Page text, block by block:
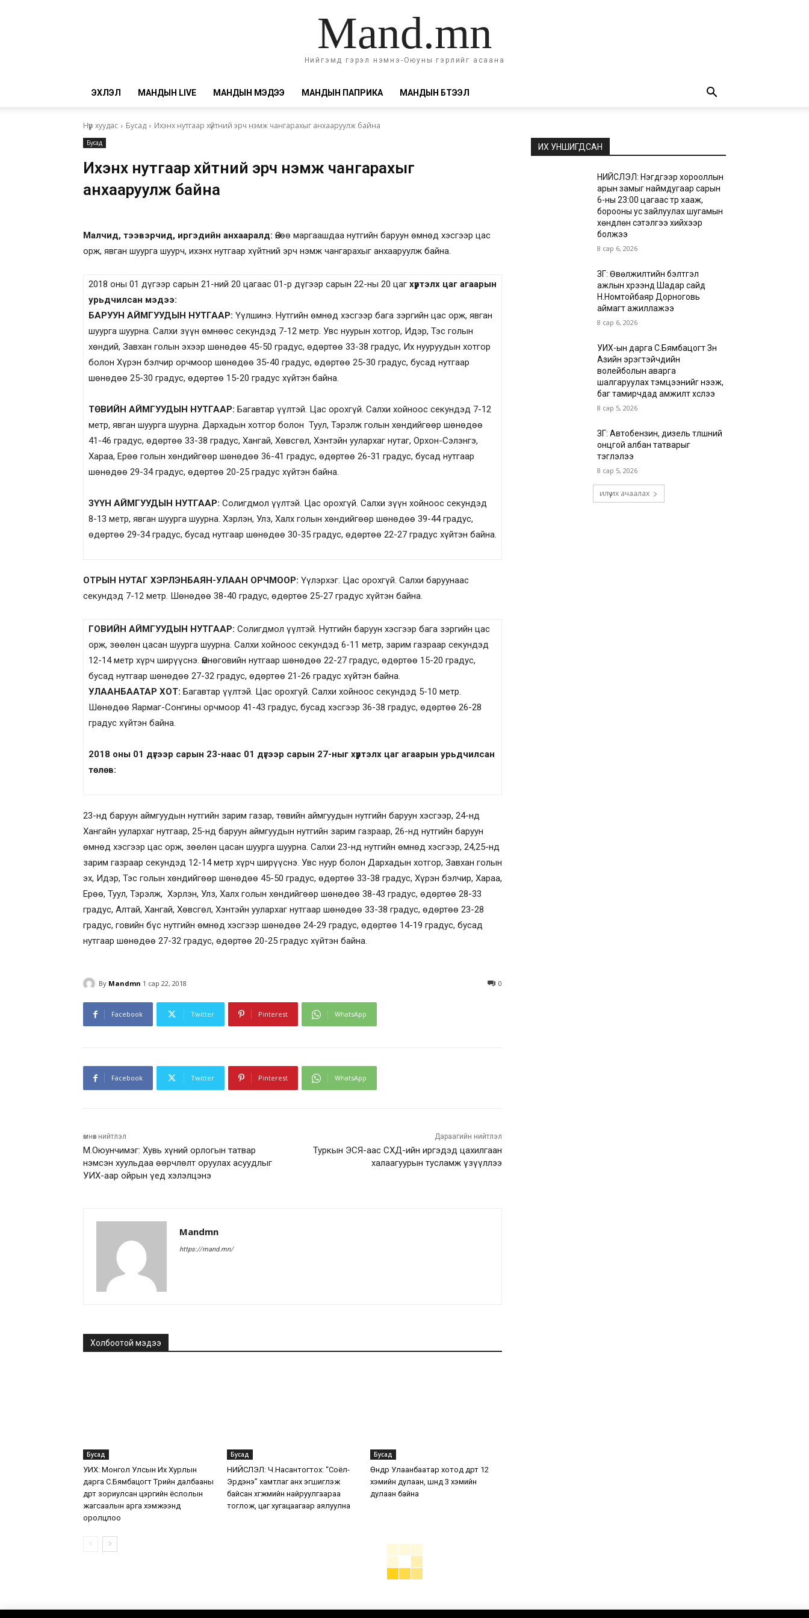
Mand.mn
Нийгэмд гэрэл нэмнэ-Оюуны гэрлийг асаана
ЭХЛЭЛ МАНДЫН LIVE МАНДЫН МЭДЭЭ МАНДЫН ПАПРИКА МАНДЫН БҮТЭЭЛ
Нүүр хуудас Бусад Ихэнх нутгаар хүйтний эрч нэмж чангарахыг анхааруулж байна
Бусад
Ихэнх нутгаар хүйтний эрч нэмж чангарахыг
анхааруулж байна
Малчид, тээвэрчид, иргэдийн анхааралд: Өнөө маргаашдаа нутгийн баруун өмнөд хэсгээр цас
орж, явган шуурга шуурч, ихэнх нутгаар хүйтний эрч нэмж чангарахыг анхааруулж байна.
2018 оны 01 дүгээр сарын 21-ний 20 цагаас 01-р дүгээр сарын 22-ны 20 цаг хүртэлх цаг агаарын
урьдчилсан мэдээ:
БАРУУН АЙМГУУДЫН НУТГААР: Үүлшинэ. Нутгийн өмнөд хэсгээр бага зэргийн цас орж, явган
шуурга шуурна. Салхи зүүн өмнөөс секундэд 7-12 метр. Увс нуурын хотгор, Идэр, Тэс голын
хөндий, Завхан голын эхээр шөнөдөө 45-50 градус, өдөртөө 33-38 градус, Их нууруудын хотгор
болон Хүрэн бэлчир орчмоор шөнөдөө 35-40 градус, өдөртөө 25-30 градус, бусад нутгаар
шөнөдөө 25-30 градус, өдөртөө 15-20 градус хүйтэн байна.
ТӨВИЙН АЙМГУУДЫН НУТГААР: Багавтар үүлтэй. Цас орохгүй. Салхи хойноос секундэд 7-12
метр, явган шуурга шуурна. Дархадын хотгор болон Туул, Тэрэлж голын хөндийгөөр шөнөдөө
41-46 градус, өдөртөө 33-38 градус, Хангай, Хөвсгөл, Хэнтэйн уулархаг нутаг, Орхон-Сэлэнгэ,
Хараа, Ерөө голын хөндийгөөр шөнөдөө 36-41 градус, өдөртөө 26-31 градус, бусад нутгаар
шөнөдөө 29-34 градус, өдөртөө 20-25 градус хүйтэн байна.
ЗҮҮН АЙМГУУДЫН НУТГААР: Солигдмол үүлтэй. Цас орохгүй. Салхи зүүн хойноос секундэд
8-13 метр, явган шуурга шуурна. Хэрлэн, Улз, Халх голын хөндийгөөр шөнөдөө 39-44 градус,
өдөртөө 29-34 градус, бусад нутгаар шөнөдөө 30-35 градус, өдөртөө 22-27 градус хүйтэн байна.
ОТРЫН НУТАГ ХЭРЛЭНБАЯН-УЛААН ОРЧМООР: Үүлэрхэг. Цас орохгүй. Салхи баруунаас
секундэд 7-12 метр. Шөнөдөө 38-40 градус, өдөртөө 25-27 градус хүйтэн байна.
ГОВИЙН АЙМГУУДЫН НУТГААР: Солигдмол үүлтэй. Нутгийн баруун хэсгээр бага зэргийн цас
орж, зөөлөн цасан шуурга шуурна. Салхи хойноос секундэд 6-11 метр, зарим газраар секундэд
12-14 метр хүрч ширүүснэ. Өмнөговийн нутгаар шөнөдөө 22-27 градус, өдөртөө 15-20 градус,
бусад нутгаар шөнөдөө 27-32 градус, өдөртөө 21-26 градус хүйтэн байна.
УЛААНБААТАР ХОТ: Багавтар үүлтэй. Цас орохгүй. Салхи хойноос секундэд 5-10 метр.
Шөнөдөө Яармаг-Сонгины орчмоор 41-43 градус, бусад хэсгээр 36-38 градус, өдөртөө 26-28
градус хүйтэн байна.
2018 оны 01 дүгээр сарын 23-наас 01 дүгээр сарын 27-ныг хүртэлх цаг агаарын урьдчилсан
төлөв:
23-нд баруун аймгуудын нутгийн зарим газар, төвийн аймгуудын нутгийн баруун хэсгээр, 24-нд
Хангайн уулархаг нутгаар, 25-нд баруун аймгуудын нутгийн зарим газраар, 26-нд нутгийн баруун
өмнөд хэсгээр цас орж, зөөлөн цасан шуурга шуурна. Салхи 23-нд нутгийн өмнөд хэсгээр, 24,25-нд
зарим газраар секундэд 12-14 метр хүрч ширүүснэ. Увс нуур болон Дархадын хотгор, Завхан голын
эх, Идэр, Тэс голын хөндийгөөр шөнөдөө 45-50 градус, өдөртөө 33-38 градус, Хүрэн бэлчир, Хараа,
Ерөө, Туул, Тэрэлж, Хэрлэн, Улз, Халх голын хөндийгөөр шөнөдөө 38-43 градус, өдөртөө 28-33
градус, Алтай, Хангай, Хөвсгөл, Хэнтэйн уулархаг нутгаар шөнөдөө 33-38 градус, өдөртөө 23-28
градус, говийн бүс нутгийн өмнөд хэсгээр шөнөдөө 24-29 градус, өдөртөө 14-19 градус, бусад
нутгаар шөнөдөө 27-32 градус, өдөртөө 20-25 градус хүйтэн байна.
By Mandmn 1 сар 22, 2018 0
Facebook Twitter Pinterest WhatsApp
Facebook Twitter Pinterest WhatsApp
өмнөх нийтлэл
М.Оюунчимэг: Хувь хүний орлогын татвар
нэмсэн хуульдаа өөрчлөлт оруулах асуудлыг
УИХ-аар ойрын үед хэлэлцэнэ
Дараагийн нийтлэл
Туркын ЭСЯ-аас СХД-ийн иргэдэд цахилгаан
халаагуурын тусламж үзүүллээ
Mandmn
https://mand.mn/
Холбоотой мэдээ
Бусад
УИХ: Монгол Улсын Их Хурлын
дарга С.Бямбацогт Төрийн далбааны
өдөрт зориулсан цэргийн ёслолын
жагсаалын арга хэмжээнд
оролцлоо
Бусад
НИЙСЛЭЛ: Ч.Насантогтох: “Соёл-
Эрдэнэ” хамтлаг анх эгшиглэж
байсан хөгжмийн найруулгаараа
тоглож, цаг хугацаагаар аялуулна
Бусад
Өнөөдөр Улаанбаатар хотод өдөртөө 12
хэмийн дулаан, шөнөдөө 3 хэмийн
дулаан байна
ИХ УНШИГДСАН
НИЙСЛЭЛ: Нэгдүгээр хорооллын
арын замыг наймдугаар сарын
6-ны 23:00 цагаас түр хааж,
борооны ус зайлуулах шугамын
хөндлөн сэтэлгээ хийхээр
болжээ
8 сар 6, 2026
ЗГ: Өвөлжилтийн бэлтгэл
ажлын хүрээнд Шадар сайд
Н.Номтойбаяр Дорноговь
аймагт ажиллажээ
8 сар 6, 2026
УИХ-ын дарга С.Бямбацогт Зүүн
Азийн эрэгтэйчүүдийн
волейболын аварга
шалгаруулах тэмцээнийг нээж,
баг тамирчдад амжилт хүслээ
8 сар 5, 2026
ЗГ: Автобензин, дизель түлшний
онцгой албан татварыг
тэглэлээ
8 сар 5, 2026
илүү их ачаалах